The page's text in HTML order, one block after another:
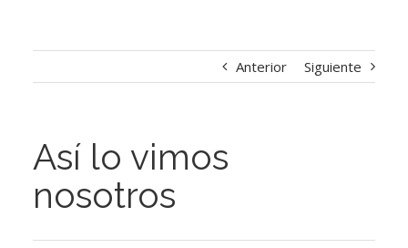
Anterior Siguiente
Así lo vimos
nosotros